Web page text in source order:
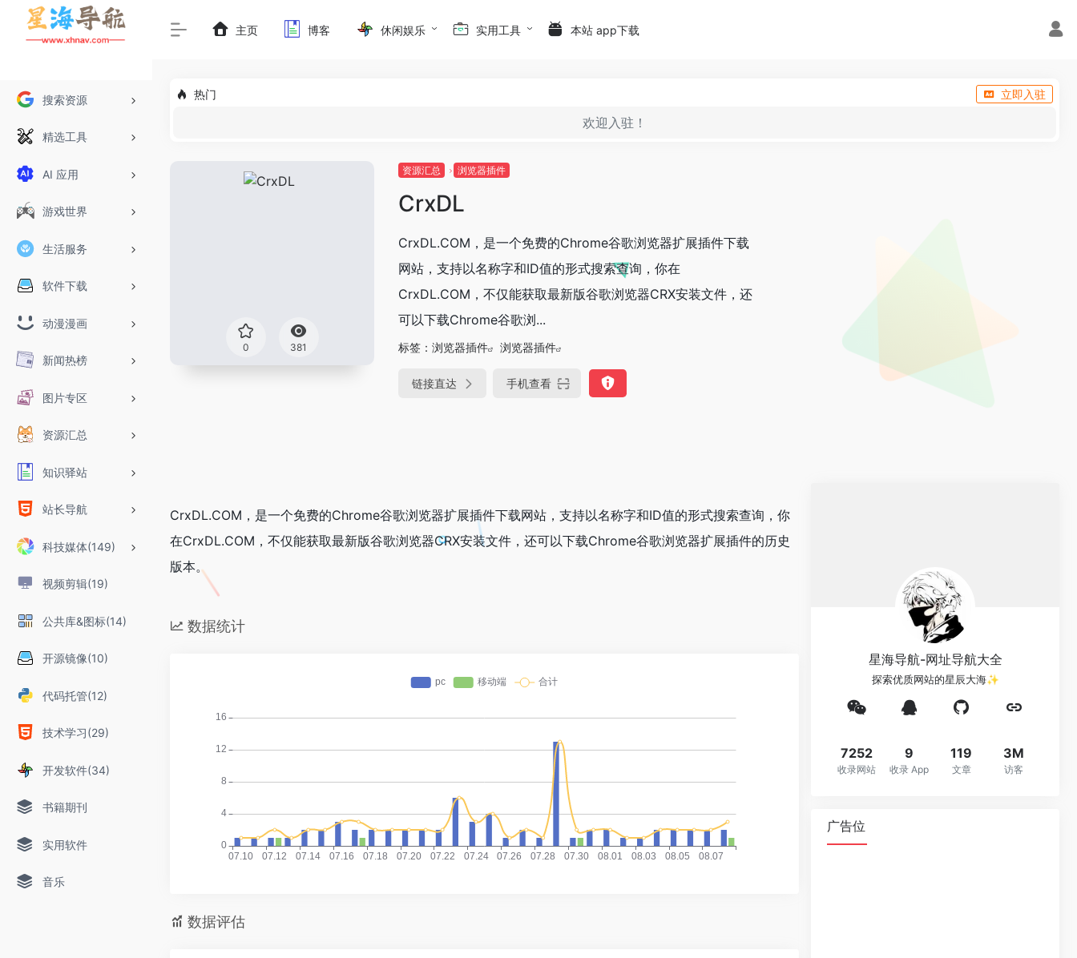
搜索资源
精选工具
AI 应用
游戏世界
生活服务
软件下载
动漫漫画
新闻热榜
图片专区
资源汇总
知识驿站
站长导航
科技媒体(149)
视频剪辑(19)
公共库&图标(14)
开源镜像(10)
代码托管(12)
技术学习(29)
开发软件(34)
书籍期刊
实用软件
音乐
主页 博客 休闲娱乐 实用工具 本站 app下载
热门 立即入驻
欢迎入驻！
0 381
资源汇总 浏览器插件
CrxDL
CrxDL.COM，是一个免费的Chrome谷歌浏览器扩展插件下载
网站，支持以名称字和ID值的形式搜索查询，你在
CrxDL.COM，不仅能获取最新版谷歌浏览器CRX安装文件，还
可以下载Chrome谷歌浏...
标签： 浏览器插件 浏览器插件
链接直达 手机查看
CrxDL.COM，是一个免费的Chrome谷歌浏览器扩展插件下载网站，支持以名称字和ID值的形式搜索查询，你
在CrxDL.COM，不仅能获取最新版谷歌浏览器CRX安装文件，还可以下载Chrome谷歌浏览器扩展插件的历史
版本。
数据统计
数据评估
星海导航-网址导航大全
探索优质网站的星辰大海✨
7252
收录网站
9
收录 App
119
文章
3M
访客
广告位